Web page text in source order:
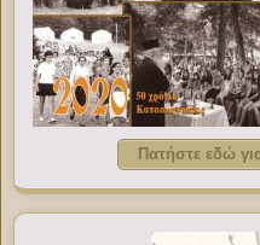
Πατήστε εδώ